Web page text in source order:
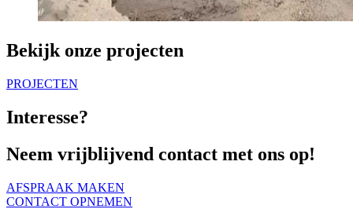
Bekijk onze projecten
PROJECTEN
Interesse?
Neem vrijblijvend contact met ons op!
AFSPRAAK MAKEN
CONTACT OPNEMEN